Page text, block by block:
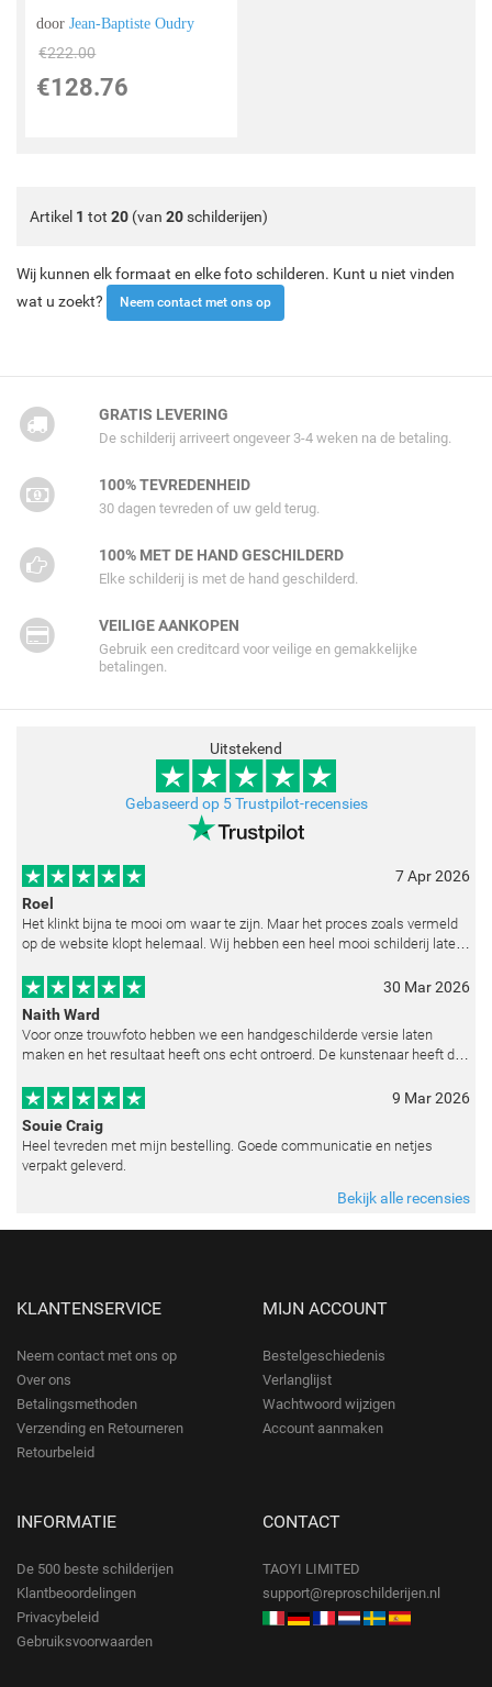
doorJean-Baptiste Oudry
€222.00
€128.76
Artikel 1 tot 20 (van 20schilderijen)
Wij kunnen elk formaat en elke foto schilderen. Kunt u niet vinden
wat u zoekt?
Neem contact met ons op
GRATIS LEVERING
De schilderij arriveert ongeveer 3-4 weken na de betaling.
100% TEVREDENHEID
30 dagen tevreden of uw geld terug.
100% MET DE HAND GESCHILDERD
Elke schilderij is met de hand geschilderd.
VEILIGE AANKOPEN
Gebruik een creditcard voor veilige en gemakkelijke
betalingen.
Uitstekend
Gebaseerd op 5 Trustpilot-recensies
7 Apr 2026
Roel
Het klinkt bijna te mooi om waar te zijn. Maar het proces zoals vermeld
op de website klopt helemaal. Wij hebben een heel mooi schilderij laten
30 Mar 2026
Naith Ward
Voor onze trouwfoto hebben we een handgeschilderde versie laten
maken en het resultaat heeft ons echt ontroerd. De kunstenaar heeft de
9 Mar 2026
Souie Craig
Heel tevreden met mijn bestelling. Goede communicatie en netjes
verpakt geleverd.
Bekijk alle recensies
KLANTENSERVICE
Neem contact met ons op
Over ons
Betalingsmethoden
Verzending en Retourneren
Retourbeleid
MIJN ACCOUNT
Bestelgeschiedenis
Verlanglijst
Wachtwoord wijzigen
Account aanmaken
INFORMATIE
De 500 beste schilderijen
Klantbeoordelingen
Privacybeleid
Gebruiksvoorwaarden
CONTACT
TAOYI LIMITED
support@reproschilderijen.nl